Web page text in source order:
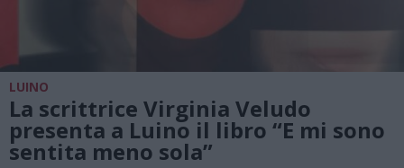
LUINO
La scrittrice Virginia Veludo
presenta a Luino il libro “E mi sono
sentita meno sola”